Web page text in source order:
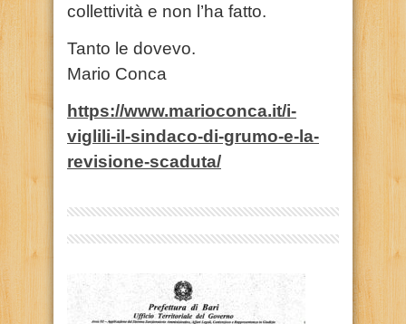
collettività e non l’ha fatto.
Tanto le dovevo.
Mario Conca
https://www.marioconca.it/i-
viglili-il-sindaco-di-grumo-e-la-
revisione-scaduta/